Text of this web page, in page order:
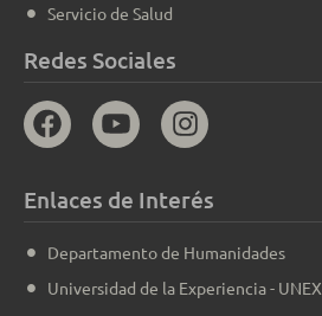
Servicio de Salud
Redes Sociales
Enlaces de Interés
Departamento de Humanidades
Universidad de la Experiencia - UNEX